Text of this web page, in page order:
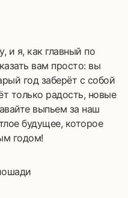
и я, как главный по
вам просто: вы
год заберёт с собой
только радость, новые
выпьем за наш
будущее, которое
годом!